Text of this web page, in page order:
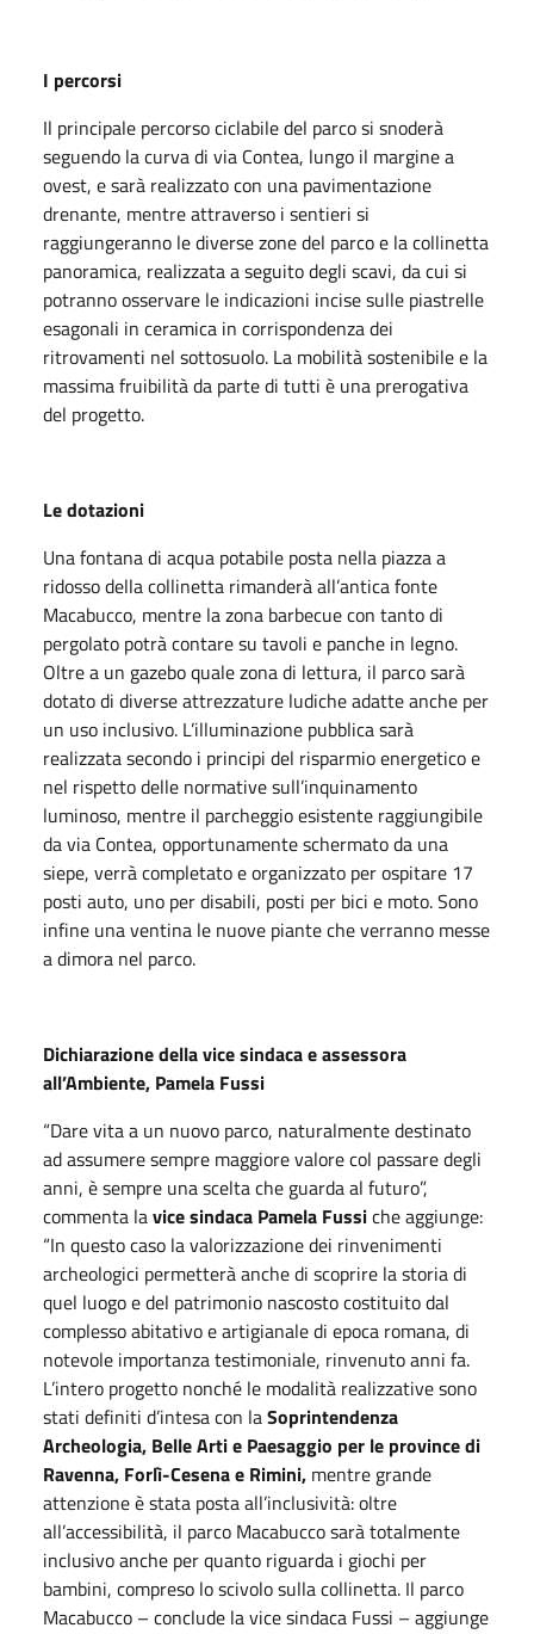
I percorsi
Il principale percorso ciclabile del parco si snoderà
seguendo la curva di via Contea, lungo il margine a
ovest, e sarà realizzato con una pavimentazione
drenante, mentre attraverso i sentieri si
raggiungeranno le diverse zone del parco e la collinetta
panoramica, realizzata a seguito degli scavi, da cui si
potranno osservare le indicazioni incise sulle piastrelle
esagonali in ceramica in corrispondenza dei
ritrovamenti nel sottosuolo. La mobilità sostenibile e la
massima fruibilità da parte di tutti è una prerogativa
del progetto.
Le dotazioni
Una fontana di acqua potabile posta nella piazza a
ridosso della collinetta rimanderà all’antica fonte
Macabucco, mentre la zona barbecue con tanto di
pergolato potrà contare su tavoli e panche in legno.
Oltre a un gazebo quale zona di lettura, il parco sarà
dotato di diverse attrezzature ludiche adatte anche per
un uso inclusivo. L’illuminazione pubblica sarà
realizzata secondo i principi del risparmio energetico e
nel rispetto delle normative sull’inquinamento
luminoso, mentre il parcheggio esistente raggiungibile
da via Contea, opportunamente schermato da una
siepe, verrà completato e organizzato per ospitare 17
posti auto, uno per disabili, posti per bici e moto. Sono
infine una ventina le nuove piante che verranno messe
a dimora nel parco.
Dichiarazione della vice sindaca e assessora
all’Ambiente, Pamela Fussi
“Dare vita a un nuovo parco, naturalmente destinato
ad assumere sempre maggiore valore col passare degli
anni, è sempre una scelta che guarda al futuro”,
commenta lavice sindaca Pamela Fussiche aggiunge:
“In questo caso la valorizzazione dei rinvenimenti
archeologici permetterà anche di scoprire la storia di
quel luogo e del patrimonio nascosto costituito dal
complesso abitativo e artigianale di epoca romana, di
notevole importanza testimoniale, rinvenuto anni fa.
L’intero progetto nonché le modalità realizzative sono
stati definiti d’intesa con laSoprintendenza
Archeologia, Belle Arti e Paesaggio per le province di
Ravenna, Forlì-Cesena e Rimini, mentre grande
attenzione è stata posta all’inclusività: oltre
all’accessibilità, il parco Macabucco sarà totalmente
inclusivo anche per quanto riguarda i giochi per
bambini, compreso lo scivolo sulla collinetta. Il parco
Macabucco ­– conclude la vice sindaca Fussi – aggiunge